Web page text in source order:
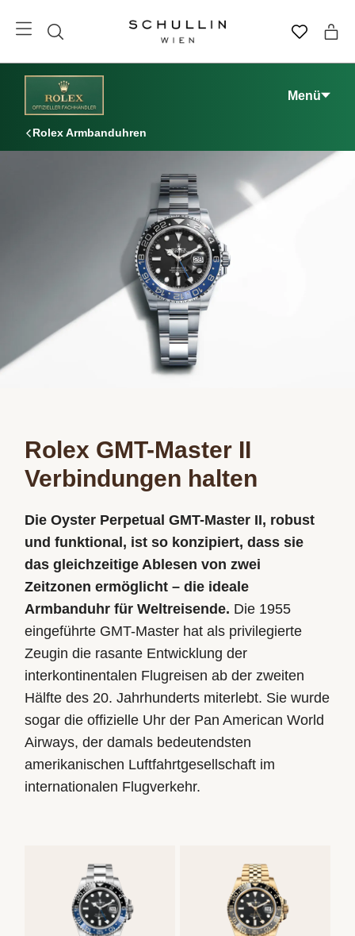
Menü
Rolex Armbanduhren
Rolex GMT-Master II
Verbindungen halten
Die Oyster Perpetual GMT-Master II, robust
und funktional, ist so konzipiert, dass sie
das gleichzeitige Ablesen von zwei
Zeitzonen ermöglicht – die ideale
Armbanduhr für Weltreisende. Die 1955
eingeführte GMT-Master hat als privilegierte
Zeugin die rasante Entwicklung der
interkontinentalen Flugreisen ab der zweiten
Hälfte des 20. Jahrhunderts miterlebt. Sie wurde
sogar die offizielle Uhr der Pan American World
Airways, der damals bedeutendsten
amerikanischen Luftfahrtgesellschaft im
internationalen Flugverkehr.